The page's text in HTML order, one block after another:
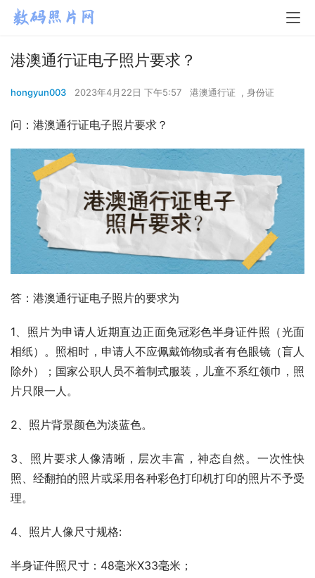
港澳通行证电子照片要求？
hongyun003 2023年4月22日 下午5:57 港澳通行证 身份证
问：港澳通行证电子照片要求？
答：港澳通行证电子照片的要求为
1、照片为申请人近期直边正面免冠彩色半身证件照（光面
相纸）。照相时，申请人不应佩戴饰物或者有色眼镜（盲人
除外）；国家公职人员不着制式服装，儿童不系红领巾，照
片只限一人。
2、照片背景颜色为淡蓝色。
3、照片要求人像清晰，层次丰富，神态自然。一次性快
照、经翻拍的照片或采用各种彩色打印机打印的照片不予受
理。
4、照片人像尺寸规格:
半身证件照尺寸：48毫米X33毫米；